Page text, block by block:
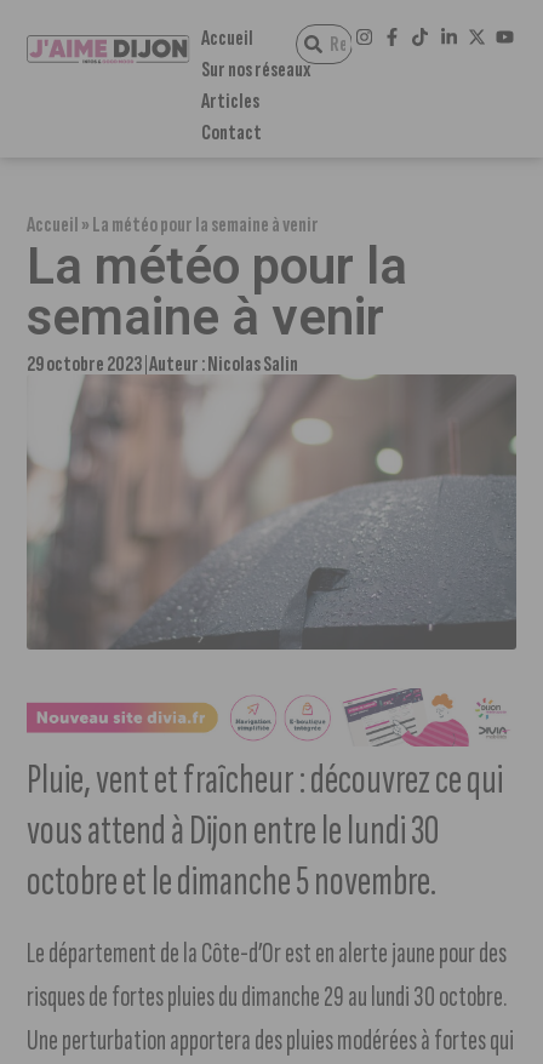
Accueil
Sur nos réseaux
Articles
Contact
Accueil»La météo pour la semaine à venir
La météo pour la
semaine à venir
29 octobre 2023 Auteur :Nicolas Salin
Pluie, vent et fraîcheur : découvrez ce qui
vous attend à Dijon entre le lundi 30
octobre et le dimanche 5 novembre.
Le département de la Côte-d’Or est en alerte jaune pour des
risques de fortes pluies du dimanche 29 au lundi 30 octobre.
Une perturbation apportera des pluies modérées à fortes qui